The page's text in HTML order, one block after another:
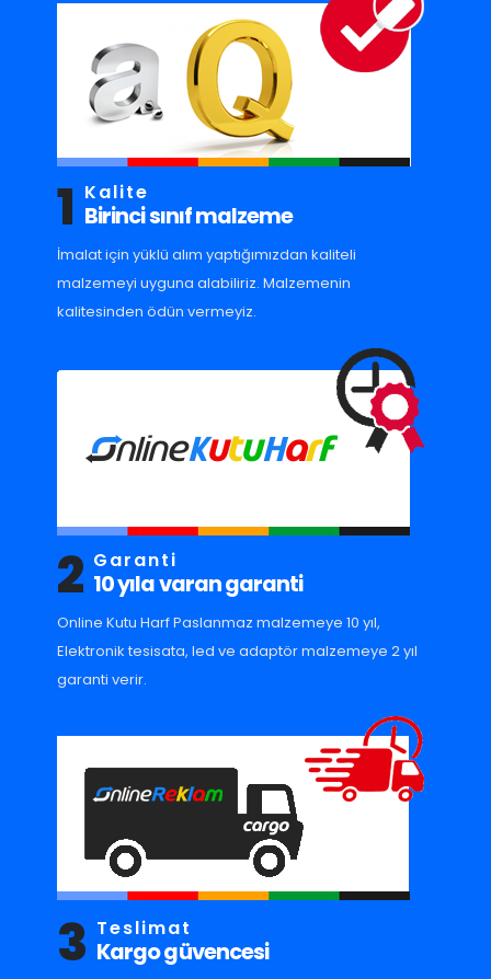
1 Kalite
Birinci sınıf malzeme
İmalat için yüklü alım yaptığımızdan kaliteli
malzemeyi uyguna alabiliriz. Malzemenin
kalitesinden ödün vermeyiz.
2 Garanti
10 yıla varan garanti
Online Kutu Harf Paslanmaz malzemeye 10 yıl,
Elektronik tesisata, led ve adaptör malzemeye 2 yıl
garanti verir.
3 Teslimat
Kargo güvencesi